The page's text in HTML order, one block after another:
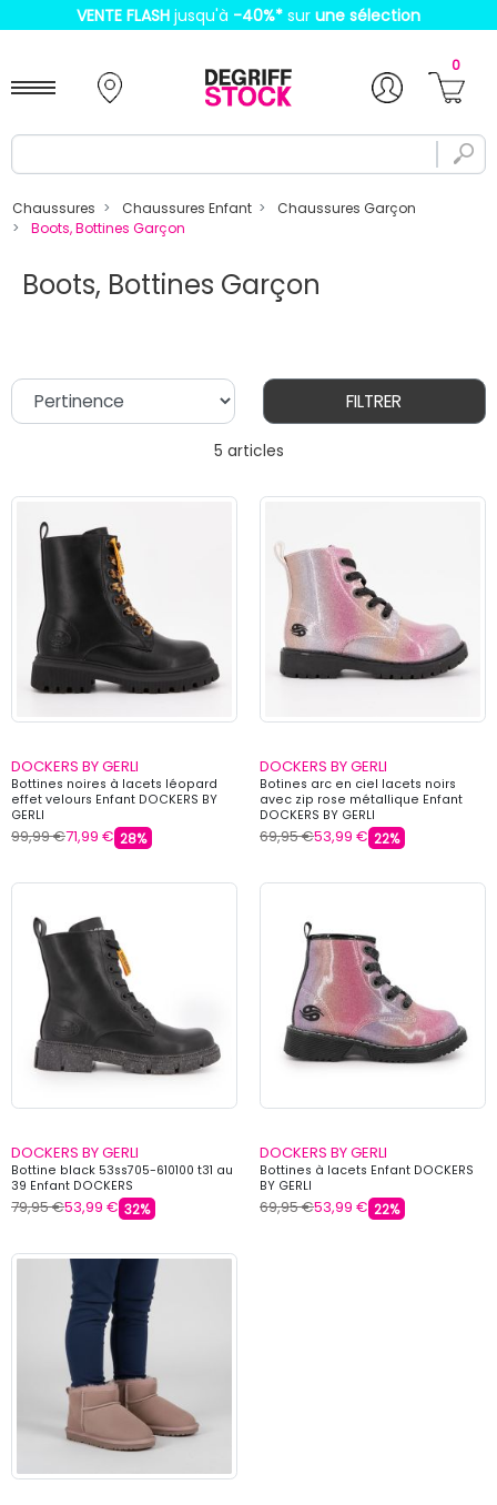
VENTE FLASH jusqu'à -40%* sur une sélection
0
Chaussures Chaussures Enfant
Chaussures Garçon
Boots, Bottines Garçon
Boots, Bottines Garçon
5 articles
FILTRER
DOCKERS BY GERLI
Bottines noires à lacets léopard
effet velours Enfant DOCKERS BY
GERLI
99,99 €71,99 € 28%
DOCKERS BY GERLI
Botines arc en ciel lacets noirs
avec zip rose métallique Enfant
DOCKERS BY GERLI
69,95 €53,99 € 22%
DOCKERS BY GERLI
Bottine black 53ss705-610100 t31 au
39 Enfant DOCKERS
79,95 €53,99 € 32%
DOCKERS BY GERLI
Bottines à lacets Enfant DOCKERS
BY GERLI
69,95 €53,99 € 22%